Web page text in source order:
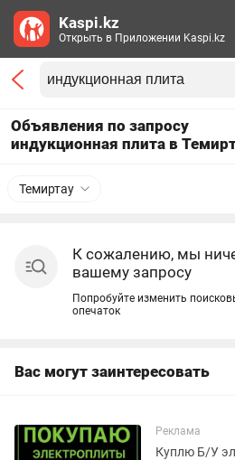
Объявления по запросу
индукционная плита в
Темиртау
К сожалению, мы
вашему запросу
Попробуйте изменить
опечаток
Вас могут заинтересовать
Реклама
Kaspi.kz
Открыть в Приложении Kaspi.kz